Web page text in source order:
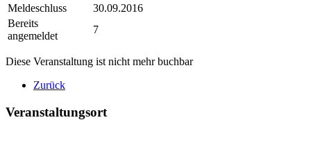
Meldeschluss
30.09.2016
Bereits
angemeldet
7
Diese Veranstaltung ist nicht mehr buchbar
Zurück
Veranstaltungsort